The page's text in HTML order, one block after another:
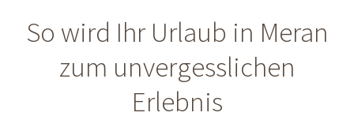
So wird Ihr Urlaub in Meran
zum unvergesslichen
Erlebnis